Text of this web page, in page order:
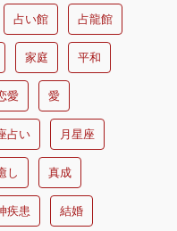
占い館 占龍館
家庭 平和
愛 愛
占い 月星座
し 真成
疾患 結婚